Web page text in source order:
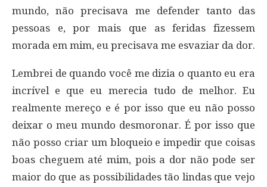
mundo, não precisava me defender tanto das
pessoas e, por mais que as feridas fizessem
morada em mim, eu precisava me esvaziar da dor.
Lembrei de quando você me dizia o quanto eu era
incrível e que eu merecia tudo de melhor. Eu
realmente mereço e é por isso que eu não posso
deixar o meu mundo desmoronar. É por isso que
não posso criar um bloqueio e impedir que coisas
boas cheguem até mim, pois a dor não pode ser
maior do que as possibilidades tão lindas que vejo